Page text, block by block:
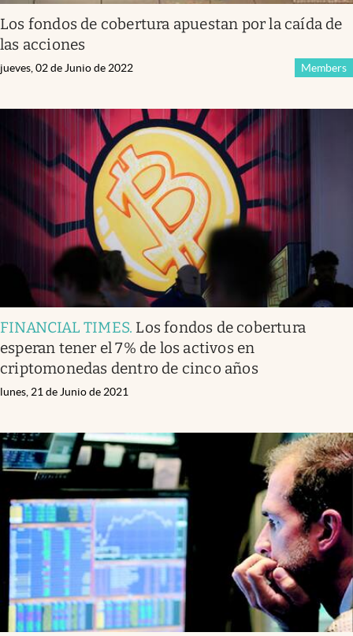
Los fondos de cobertura apuestan por la caída de
las acciones
Members
jueves, 02 de Junio de 2022
FINANCIAL TIMES. Los fondos de cobertura
esperan tener el 7% de los activos en
criptomonedas dentro de cinco años
lunes, 21 de Junio de 2021